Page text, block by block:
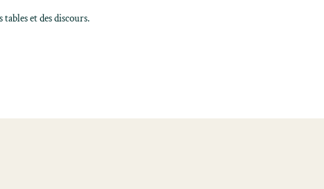
et des discours.